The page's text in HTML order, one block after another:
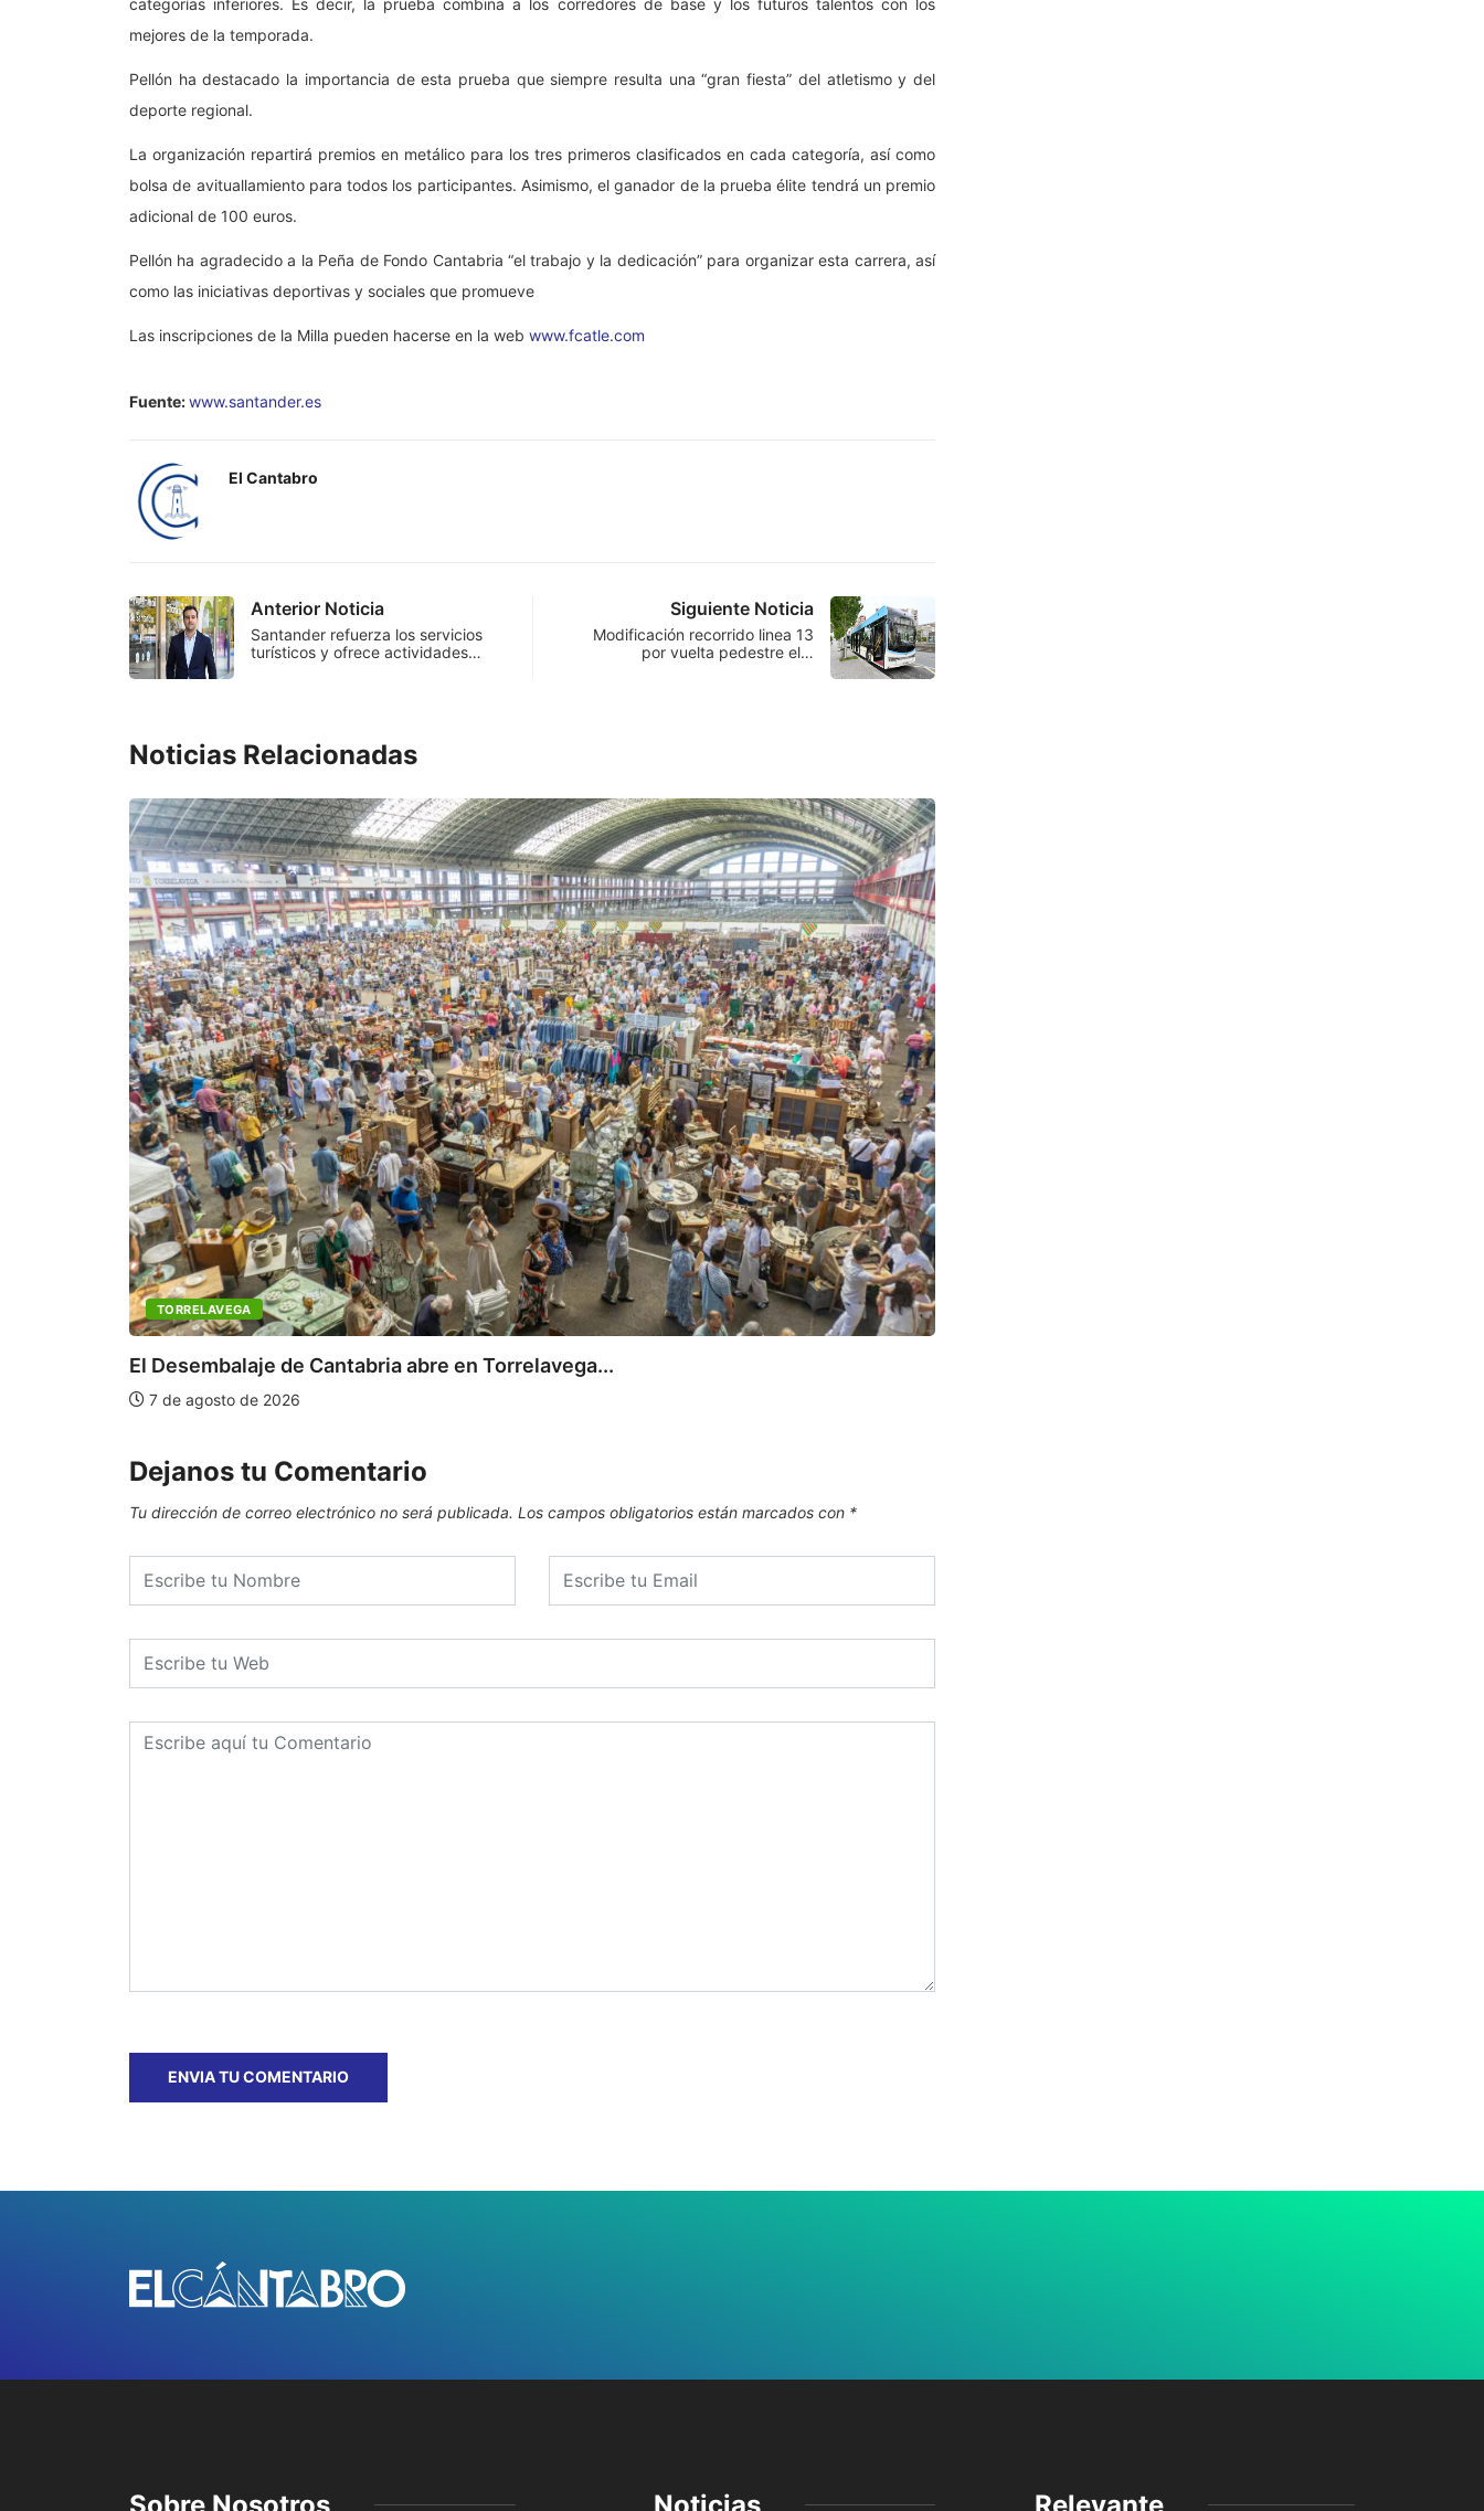
categorías inferiores. Es decir, la prueba combina a los corredores de base y los futuros talentos con los
mejores de la temporada.
Pellón ha destacado la importancia de esta prueba que siempre resulta una “gran fiesta” del atletismo y del
deporte regional.
La organización repartirá premios en metálico para los tres primeros clasificados en cada categoría, así como
bolsa de avituallamiento para todos los participantes. Asimismo, el ganador de la prueba élite tendrá un premio
adicional de 100 euros.
Pellón ha agradecido a la Peña de Fondo Cantabria “el trabajo y la dedicación” para organizar esta carrera, así
como las iniciativas deportivas y sociales que promueve
Las inscripciones de la Milla pueden hacerse en la web www.fcatle.com
Fuente:www.santander.es
El Cantabro
Anterior Noticia
Santander refuerza los servicios
turísticos y ofrece actividades…
Siguiente Noticia
Modificación recorrido linea 13
por vuelta pedestre el…
Noticias Relacionadas
TORRELAVEGA
El Desembalaje de Cantabria abre en Torrelavega...
7 de agosto de 2026
Dejanos tu Comentario
Tu dirección de correo electrónico no será publicada. Los campos obligatorios están marcados con *